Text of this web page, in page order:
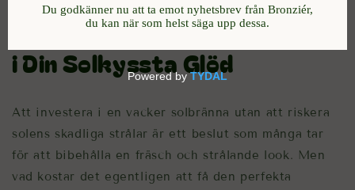
Spraytan Kostnad: Investera
i Din Solkyssta Glöd
Att investera i en vacker solbränna utan att riskera
solens skadliga strålar är ett beslut som många tar
för att bibehålla en fräsch och strålande look. Men
vad kostar det egentligen att få den perfekta